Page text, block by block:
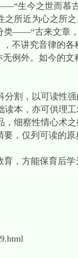
生今之世而慕
所近为心之所
类——“古来文章
，不讲究音律的
无例外。如今的
分割，以可读性
本，亦可供理
，细察性情心术
要，仅列可读的
育，方能保育